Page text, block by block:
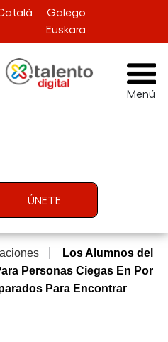
Galego
Euskara
Menú
ÚNETE
Los Alumnos del
Personas Ciegas En Por
Para Encontrar